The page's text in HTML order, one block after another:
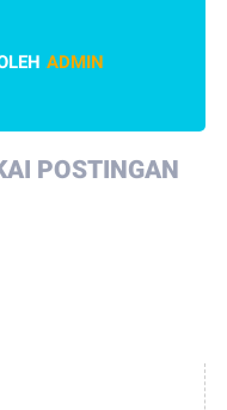
ADMIN
POSTINGAN